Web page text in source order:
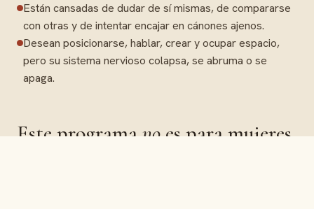
Están cansadas de dudar de sí mismas, de compararse
con otras y de intentar encajar en cánones ajenos.
Desean posicionarse, hablar, crear y ocupar espacio,
pero su sistema nervioso colapsa, se abruma o se
apaga.
Este programanoes para mujeres